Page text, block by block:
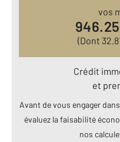
vos
946.25
(Dont
Crédit
et
Avant de vous engager
évaluez la faisabilité
nos